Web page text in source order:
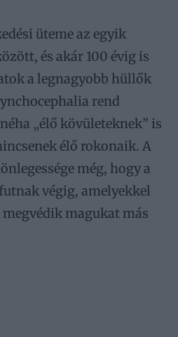
üteme az egyik
és akár 100 évig is
a legnagyobb hüllők
rend
„élő kövületeknek” is
élő rokonaik. A
még, hogy a
végig, amelyekkel
magukat más